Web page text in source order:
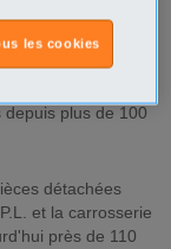
accompagne les
plus de 100
détachées
et la carrosserie
près de 110
les cookies